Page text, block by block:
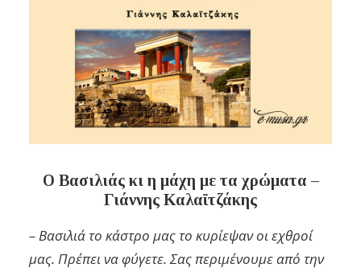
Ο Βασιλιάς κι η μάχη με τα χρώματα –
Γιάννης Καλαϊτζάκης
– Βασιλιά το κάστρο μας το κυρίεψαν οι εχθροί
μας. Πρέπει να φύγετε. Σας περιμένουμε από την